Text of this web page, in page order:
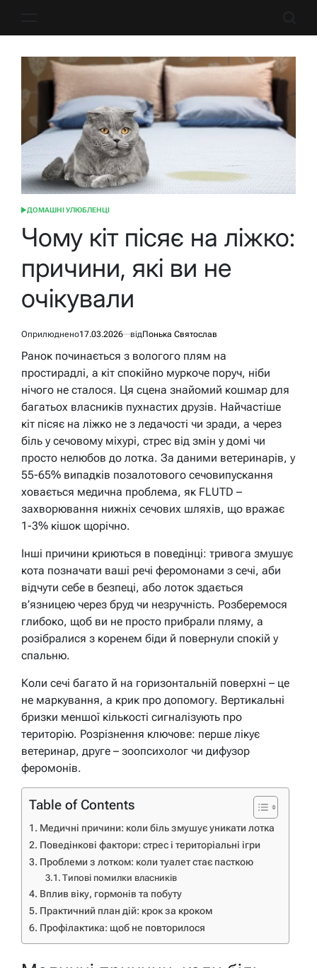
ОПУБЛІКУВАТИ
ДОМАШНІ УЛЮБЛЕНЦІ
Чому кіт пісяє на ліжко:
причини, які ви не
очікували
Оприлюднено17.03.2026 відПонька Святослав
Ранок починається з вологого плям на
простирадлі, а кіт спокійно муркоче поруч, ніби
нічого не сталося. Ця сцена знайомий кошмар для
багатьох власників пухнастих друзів. Найчастіше
кіт пісяє на ліжко не з ледачості чи зради, а через
біль у сечовому міхурі, стрес від змін у домі чи
просто нелюбов до лотка. За даними ветеринарів, у
55-65% випадків позалотового сечовипускання
ховається медична проблема, як FLUTD –
захворювання нижніх сечових шляхів, що вражає
1-3% кішок щорічно.
Інші причини криються в поведінці: тривога змушує
кота позначати ваші речі феромонами з сечі, аби
відчути себе в безпеці, або лоток здається
в’язницею через бруд чи незручність. Розберемося
глибоко, щоб ви не просто прибрали пляму, а
розібралися з коренем біди й повернули спокій у
спальню.
Коли сечі багато й на горизонтальній поверхні – це
не маркування, а крик про допомогу. Вертикальні
бризки меншої кількості сигналізують про
територію. Розрізнення ключове: перше лікує
ветеринар, друге – зоопсихолог чи дифузор
феромонів.
Table of Contents
Медичні причини: коли біль змушує уникати лотка
Поведінкові фактори: стрес і територіальні ігри
Проблеми з лотком: коли туалет стає пасткою
Типові помилки власників
Вплив віку, гормонів та побуту
Практичний план дій: крок за кроком
Профілактика: щоб не повторилося